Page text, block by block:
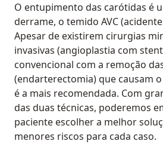
O entupimento das carótidas é
derrame, o temido AVC
Apesar de existirem cirurgias
invasivas (angioplastia com
convencional com a remoção
(endarterectomia) que causam
é a mais recomendada. Com
das duas técnicas, poderemos
paciente escolher a melhor
menores riscos para cada caso.